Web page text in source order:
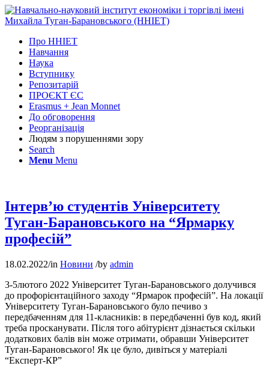
Про ННІЕТ
Навчання
Наука
Вступнику
Репозитарій
ПРОЄКТ ЄС
Erasmus + Jean Monnet
До обговорення
Реорганізація
Людям з порушеннями зору
Search
Menu Menu
Інтерв’ю студентів Університету
Туган-Барановського на “Ярмарку
професій”
18.02.2022/in Новини /by admin
3-5лютого 2022 Університет Туган-Барановського долучився
до профорієнтаційного заходу “Ярмарок професій”. На локації
Університету Туган-Барановського було печиво з
передбаченням для 11-класників: в передбаченні був код, який
треба просканувати. Після того абітурієнт дізнається скільки
додаткових балів він може отримати, обравши Університет
Туган-Барановського! Як це було, дивіться у матеріалі
“Експерт-КР”